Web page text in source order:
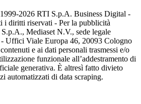
2026 RTI S.p.A. Business Digital -
i diritti riservati - Per la pubblicità
Mediaset N.V., sede legale
- Uffici Viale Europa 46, 20093 Cologno
e ai dati personali trasmessi e/o
funzionale all’addestramento di
generativa. È altresì fatto divieto
automatizzati di data scraping.